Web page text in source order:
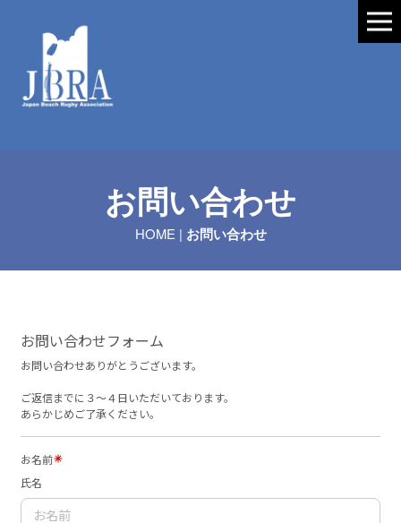
お問い合わせ
HOME | お問い合わせ